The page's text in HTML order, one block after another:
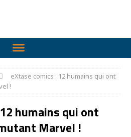
eXtase comics : 12 humains qui ont
!
humains qui ont
Marvel !